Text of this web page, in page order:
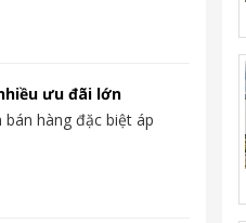
ưu đãi lớn
hàng đặc biệt áp